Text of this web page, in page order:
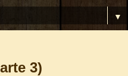
▼
3)